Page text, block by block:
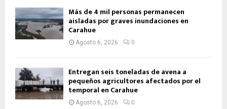
Más de 4 mil personas permanecen
aisladas por graves inundaciones en
Carahue
Agosto 6, 2026 0
Entregan seis toneladas de avena a
pequeños agricultores afectados por el
temporal en Carahue
Agosto 6, 2026 0